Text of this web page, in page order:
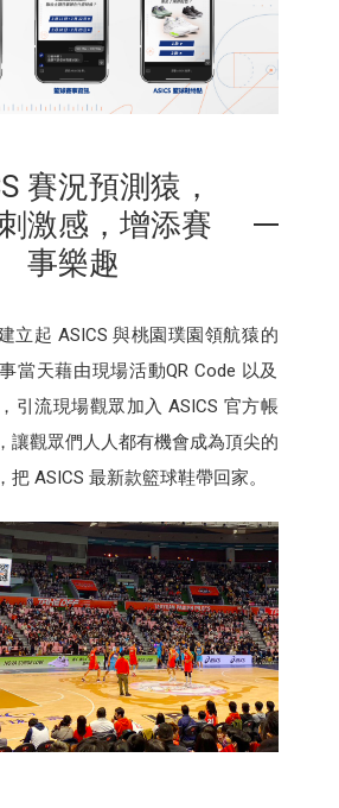
賽況預測猿，
激感，增添賽
事樂趣
立起 ASICS 與桃園璞園領航猿的
當天藉由現場活動QR Code 以及
引流現場觀眾加入 ASICS 官方帳
讓觀眾們人人都有機會成為頂尖的
把 ASICS 最新款籃球鞋帶回家。